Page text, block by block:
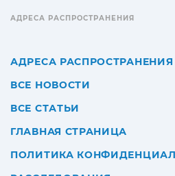
АДРЕСА РАСПРОСТРАНЕНИЯ
АДРЕСА РАСПРОСТРАНЕНИЯ
ВСЕ НОВОСТИ
ВСЕ СТАТЬИ
ГЛАВНАЯ СТРАНИЦА
ПОЛИТИКА